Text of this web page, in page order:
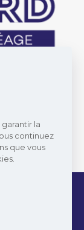
par
la
continuez
que vous